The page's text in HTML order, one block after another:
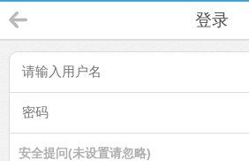
登录
安全提问(未设置请忽略)